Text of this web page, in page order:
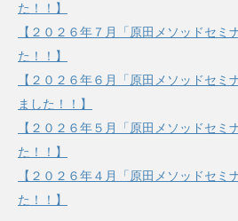
た！！】
【２０２６年７月「原田メソッドセミ
た！！】
【２０２６年６月「原田メソッドセミ
ました！！】
【２０２６年５月「原田メソッドセミ
た！！】
【２０２６年４月「原田メソッドセミ
た！！】